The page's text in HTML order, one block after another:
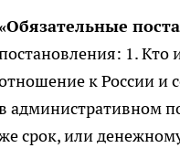
«Обязательные
1.
к России и
административном
срок, или